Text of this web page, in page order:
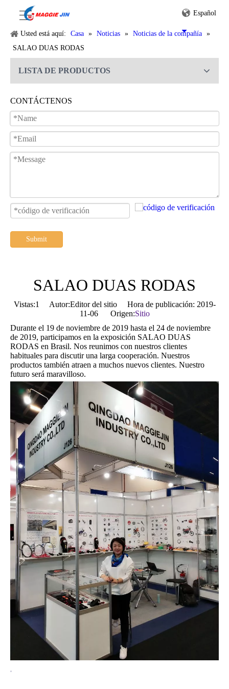
Español
Usted está aquí: Casa » Noticias » Noticias de la compañía »
SALAO DUAS RODAS
LISTA DE PRODUCTOS
CONTÁCTENOS
Submit
SALAO DUAS RODAS
Vistas:1
Autor:Editor del sitio Hora de publicación: 2019-
11-06 Origen:Sitio
Durante el 19 de noviembre de 2019 hasta el 24 de noviembre
de 2019, participamos en la exposición SALAO DUAS
RODAS en Brasil. Nos reunimos con nuestros clientes
habituales para discutir una larga cooperación. Nuestros
productos también atraen a muchos nuevos clientes. Nuestro
futuro será maravilloso.